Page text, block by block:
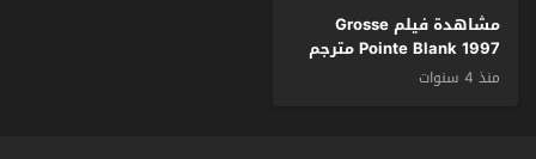
مشاهدة فيلم Grosse
Pointe Blank 1997 مترجم
منذ 4 سنوات